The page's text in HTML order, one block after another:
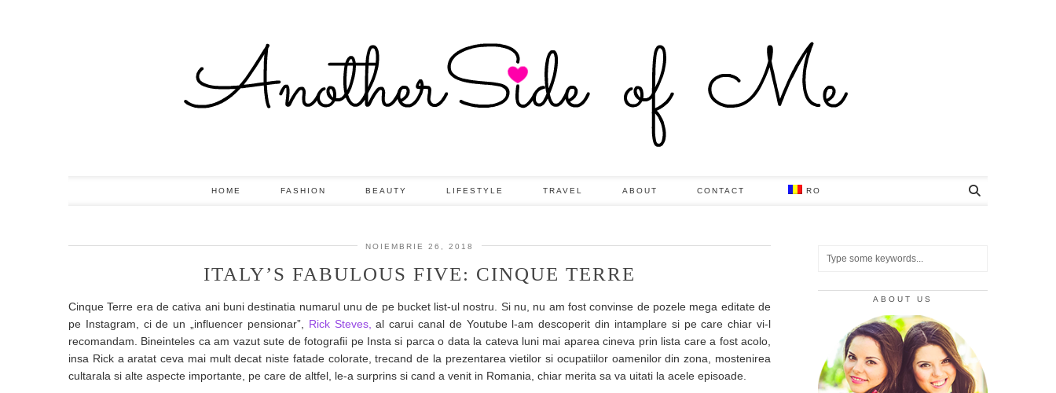
HOME FASHION BEAUTY LIFESTYLE TRAVEL ABOUT CONTACT RO
NOIEMBRIE 26, 2018
ITALY’S FABULOUS FIVE: CINQUE TERRE
Cinque Terre era de cativa ani buni destinatia numarul unu de pe bucket list-ul nostru. Si nu, nu am fost convinse de pozele mega editate de
pe Instagram, ci de un „influencer pensionar”, Rick Steves,al carui canal de Youtube l-am descoperit din intamplare si pe care chiar vi-l
recomandam. Bineinteles ca am vazut sute de fotografii pe Insta si parca o data la cateva luni mai aparea cineva prin lista care a fost acolo,
insa Rick a aratat ceva mai mult decat niste fatade colorate, trecand de la prezentarea vietilor si ocupatiilor oamenilor din zona, mostenirea
cultarala si alte aspecte importante, pe care de altfel, le-a surprins si cand a venit in Romania, chiar merita sa va uitati la acele episoade.
ABOUT US